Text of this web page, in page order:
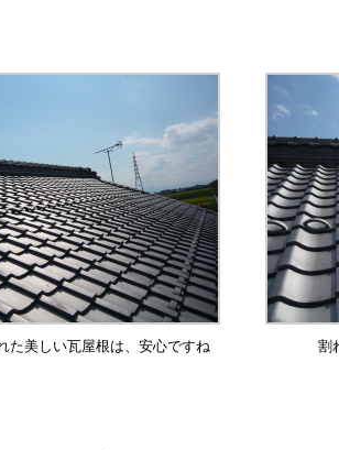
た美しい瓦屋根は、安心ですね 割